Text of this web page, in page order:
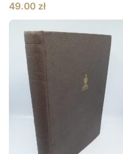
49.00 zł